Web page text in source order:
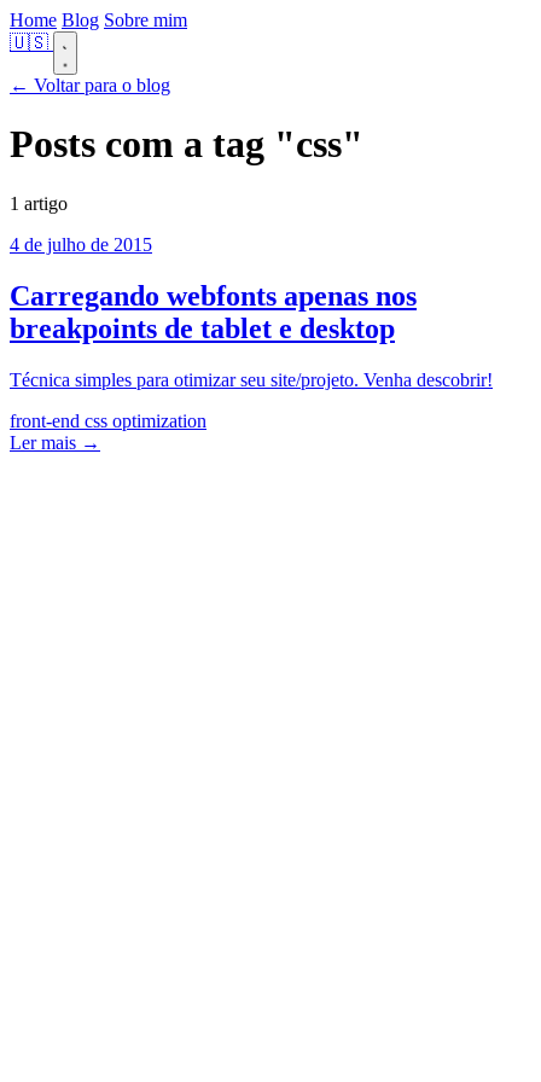
Home Blog Sobre mim
🇺🇸
← Voltar para o blog
Posts com a tag "css"
1 artigo
4 de julho de 2015
Carregando webfonts apenas nos
breakpoints de tablet e desktop
Técnica simples para otimizar seu site/projeto. Venha descobrir!
front-end css optimization
Ler mais →